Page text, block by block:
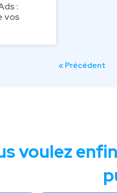
:
vos
« Précédent
voulez